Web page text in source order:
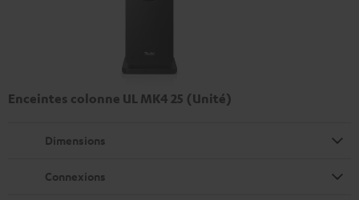
Enceintes colonne UL MK4 25 (Unité)
Dimensions
Connexions